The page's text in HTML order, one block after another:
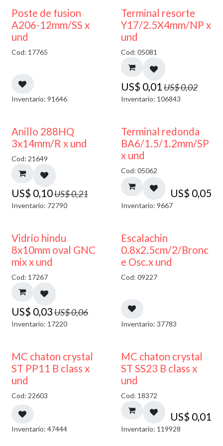
Poste de fusion
A206-12mm/SS x
und
Cod: 17765
Inventario: 91646
50% DESCUENTO
Terminal resorte
Y17/2.5X4mm/NP x
und
Cod: 05081
US$ 0,01 US$0,02
Inventario: 106843
50% DESCUENTO
Anillo 288HQ
3x14mm/R x und
Cod: 21649
US$ 0,10US$0,21
Inventario: 72790
Terminal redonda
BA6/1.5/1.2mm/SP
x und
Cod: 05062
US$ 0,05
Inventario: 9667
50% DESCUENTO
Vidrio hindu
8x10mm oval GNC
mix x und
Cod: 17267
US$ 0,03US$0,06
Inventario: 17220
Escalachin
0.8x2.5cm/2/Bronc
e Osc.x und
Cod: 09227
Inventario: 37783
MC chaton crystal
ST PP11 B class x
und
Cod: 22603
Inventario: 47444
MC chaton crystal
ST SS23 B class x
und
Cod: 18372
US$ 0,01
Inventario: 119928